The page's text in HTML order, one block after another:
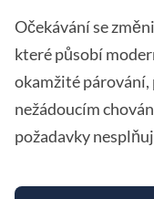
Očekávání se
které působí
okamžité párování,
nežádoucím
požadavky